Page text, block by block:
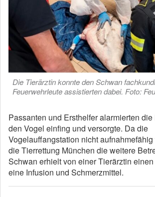
Die Tierärztin konnte den Schwan
Feuerwehrleute assistierten dabei. Foto:
Passanten und Ersthelfer alarmierten
den Vogel einfing und versorgte. Da die
Vogelauffangstation nicht
die Tierrettung München die weitere
Schwan erhielt von einer Tierärztin
eine Infusion und Schmerzmittel.